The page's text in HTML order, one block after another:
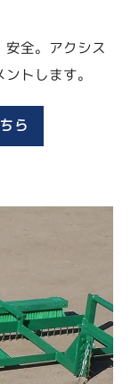
全。アクシス
トします。
ら